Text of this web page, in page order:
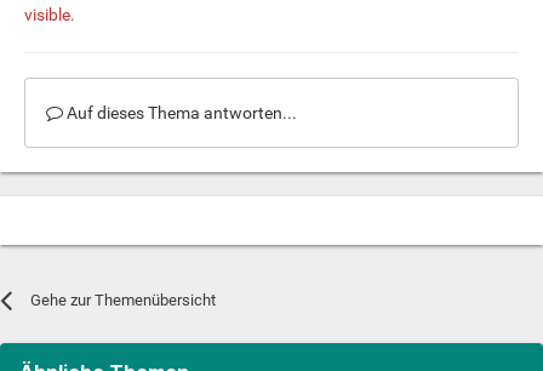
visible.
Auf dieses Thema antworten...
Gehe zur Themenübersicht